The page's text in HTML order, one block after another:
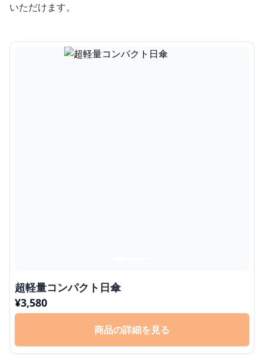
いただけます。
超軽量コンパクト日傘
¥3,580
商品の詳細を見る